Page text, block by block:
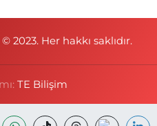
2023. Her hakkı saklıdır.
TE Bilişim